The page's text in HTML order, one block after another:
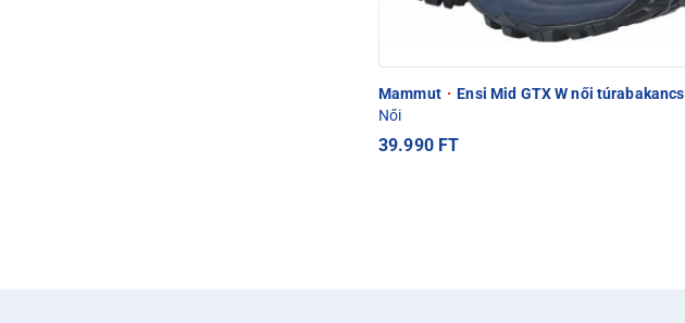
Mammut · Ensi Mid GTX W női túrabakancs
Női
39.990 FT